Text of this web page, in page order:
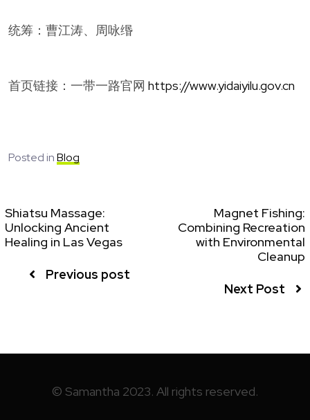
统筹：曹江涛、周咏缗
首页链接：一带一路官网 https://www.yidaiyilu.gov.cn
Posted inBlog
Shiatsu Massage:
Unlocking Ancient
Healing in Las Vegas
Previous post
Magnet Fishing:
Combining Recreation
with Environmental
Cleanup
Next Post
© Samantha 2023. All rights reserved.